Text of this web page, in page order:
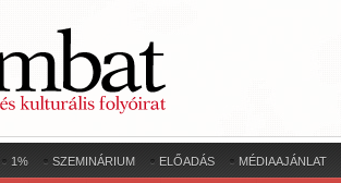
1% SZEMINÁRIUM ELŐADÁS MÉDIAAJÁNLAT